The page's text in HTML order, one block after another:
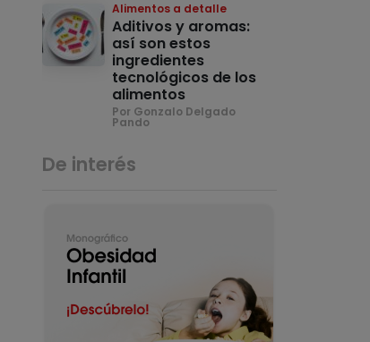
Alimentos a detalle
Aditivos y aromas:
así son estos
ingredientes
tecnológicos de los
alimentos
Por Gonzalo Delgado
Pando
De interés